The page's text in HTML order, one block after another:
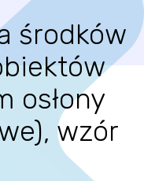
środków
osłony
wzór